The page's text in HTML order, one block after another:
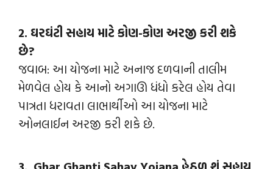
2. ઘરઘંટી સહાય માટે કોણ-કોણ અરજી કરી શકે
છે?
જવાબ: આ યોજના માટે અનાજ દળવાની તાલીમ
મેળવેલ હોય કે આનો અગાઊ ધંધો કરેલ હોય તેવા
પાત્રતા ધરાવતા લાભાર્થીઓ આ યોજના માટે
ઓનલાઈન અરજી કરી શકે છે.